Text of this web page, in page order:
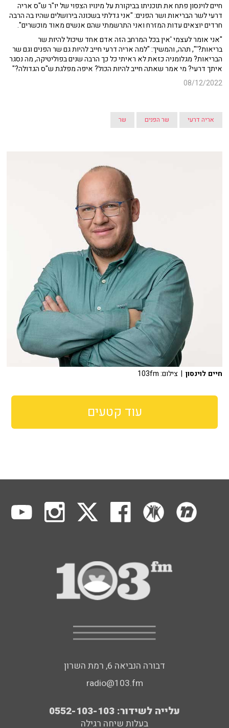
חיים לוינסון פתח את תוכניתו בביקורת על מינויו הצפוי של יו"ר ש"ס אריה
דרעי לשר הבריאות ושר הפנים: "אני גדלתי בשכונה בירושלים שהיו בה הרבה
חרדים יוצאים עדות המזרח ואני התרשמתי שהם אנשים מאוד מוכשרים".
"אני אומר לעצמי 'אין בכל המרחב הזה אדם אחד שיכול להיות שר
בריאות?'", תהה, והמשיך: "למה אריה דרעי חייב להיות גם שר הפנים וגם שר
הבריאות? מגלומניה כזאת לא ראיתי כל כך הרבה שנים בפוליטיקה, מה נסגר
איתך דרעי? מי אמר שאתה חייב להיות הכול? איפה מפלגת ש"ס הגדולה?"
08/12/2022
אריה דרעי שר הפנים שר
חיים לוינסון | צילום: 103fm
עוד קטעים
דבורה הנביאה 6, רמת השרון
radio@103.fm
עלייה לשידור: 0552-103-103
בעלות שיחה רגילה